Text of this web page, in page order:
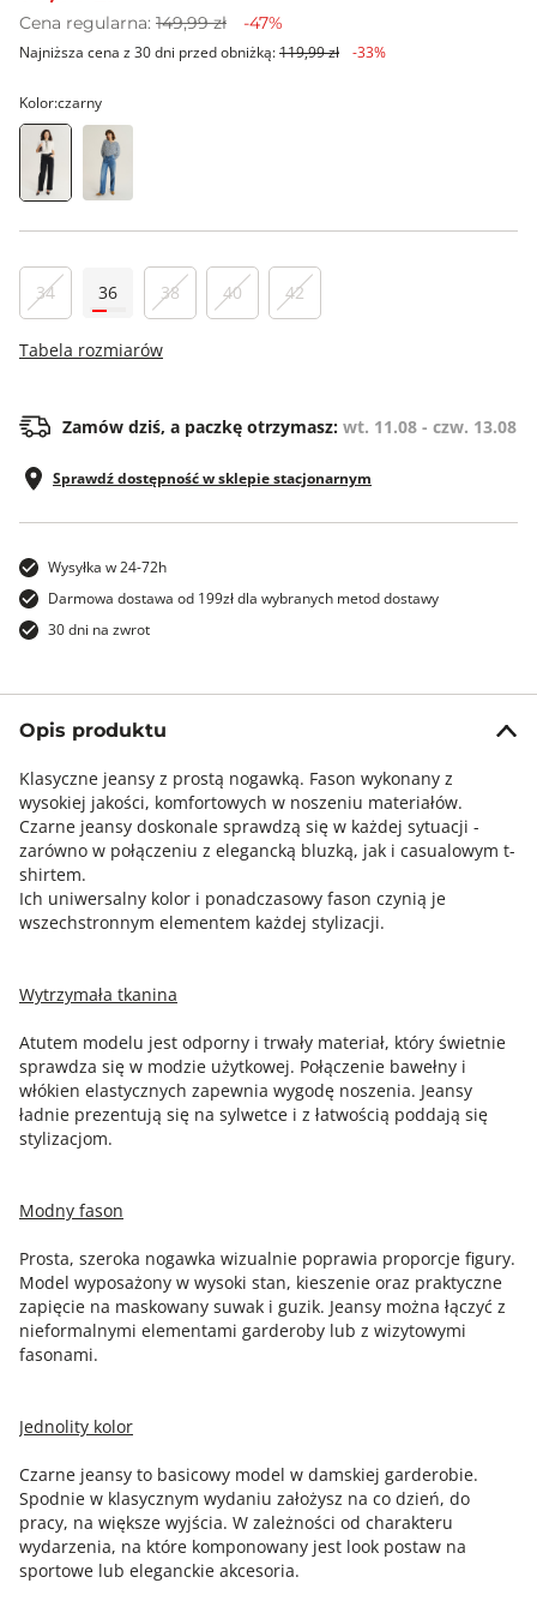
Cena regularna: 149,99 zł -47%
Najniższa cena z 30 dni przed obniżką:119,99 zł -33%
Kolor:czarny
34 36 38 40 42
Tabela rozmiarów
Zamów dziś, a paczkę otrzymasz: wt. 11.08 - czw. 13.08
Sprawdź dostępność w sklepie stacjonarnym
Wysyłka w 24-72h
Darmowa dostawa od 199zł dla wybranych metod dostawy
30 dni na zwrot
Opis produktu
Klasyczne jeansy z prostą nogawką. Fason wykonany z
wysokiej jakości, komfortowych w noszeniu materiałów.
Czarne jeansy doskonale sprawdzą się w każdej sytuacji -
zarówno w połączeniu z elegancką bluzką, jak i casualowym t-
shirtem.
Ich uniwersalny kolor i ponadczasowy fason czynią je
wszechstronnym elementem każdej stylizacji.
Wytrzymała tkanina
Atutem modelu jest odporny i trwały materiał, który świetnie
sprawdza się w modzie użytkowej. Połączenie bawełny i
włókien elastycznych zapewnia wygodę noszenia. Jeansy
ładnie prezentują się na sylwetce i z łatwością poddają się
stylizacjom.
Modny fason
Prosta, szeroka nogawka wizualnie poprawia proporcje figury.
Model wyposażony w wysoki stan, kieszenie oraz praktyczne
zapięcie na maskowany suwak i guzik. Jeansy można łączyć z
nieformalnymi elementami garderoby lub z wizytowymi
fasonami.
Jednolity kolor
Czarne jeansy to basicowy model w damskiej garderobie.
Spodnie w klasycznym wydaniu założysz na co dzień, do
pracy, na większe wyjścia. W zależności od charakteru
wydarzenia, na które komponowany jest look postaw na
sportowe lub eleganckie akcesoria.